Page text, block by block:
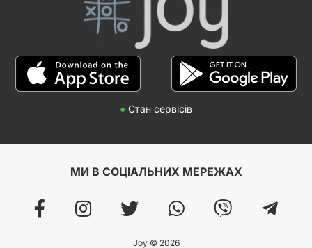
● Стан сервісів
МИ В СОЦІАЛЬНИХ МЕРЕЖАХ
Joy © 2026